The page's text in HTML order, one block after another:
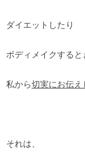
ダイエットしたり
ボディメイクすると
私から切実にお伝え
それは、